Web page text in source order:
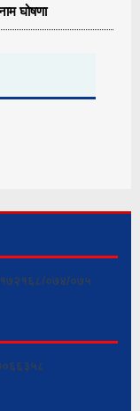
घोषणा
नं. १७२१६८/०७४/०७५